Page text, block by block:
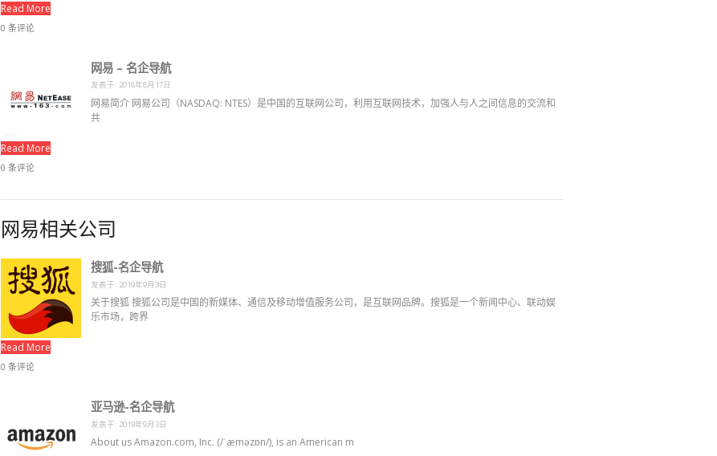
Read More
0 条评论
网易 – 名企导航
发表于: 2018年8月17日
网易简介 网易公司（NASDAQ: NTES）是中国的互联网公司，利用互联网技术，加强人与人之间信息的交流和
共
Read More
0 条评论
网易相关公司
搜狐-名企导航
发表于: 2019年9月3日
关于搜狐 搜狐公司是中国的新媒体、通信及移动增值服务公司，是互联网品牌。搜狐是一个新闻中心、联动娱
乐市场，跨界
Read More
0 条评论
亚马逊-名企导航
发表于: 2019年9月3日
About us Amazon.com, Inc. (/ˈæməzɒn/), is an American m